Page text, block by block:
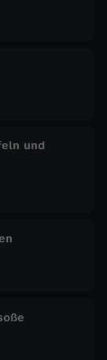
und